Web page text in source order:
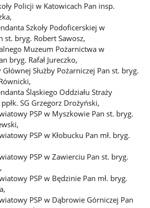
Policji w Katowicach Pan insp.
Szkoły Podoficerskiej w
st. bryg. Robert Sawosz,
Muzeum Pożarnictwa w
bryg. Rafał Jureczko,
Głównej Służby Pożarniczej Pan st. bryg.
Śląskiego Oddziału Straży
SG Grzegorz Drożyński,
PSP w Myszkowie Pan st. bryg.
PSP w Kłobucku Pan mł. bryg.
PSP w Zawierciu Pan st. bryg.
PSP w Będzinie Pan mł. bryg.
PSP w Dąbrowie Górniczej Pan